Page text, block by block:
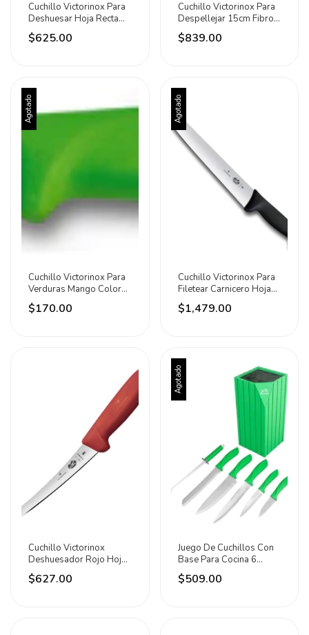
Cuchillo Victorinox Para
Deshuesar Hoja Recta
15cm Azul Azul
$625.00
Cuchillo Victorinox Para
Despellejar 15cm Fibrox
Negro Negro
$839.00
Agotado
Cuchillo Victorinox Para
Verduras Mango Color
Verde Verde Lima
$170.00
Agotado
Cuchillo Victorinox Para
Filetear Carnicero Hoja
30cm Negro
$1,479.00
Cuchillo Victorinox
Deshuesador Rojo Hoja
De 15 Cm Rojo
$627.00
Agotado
Juego De Cuchillos Con
Base Para Cocina 6
Piezas Lion Tools Verde
$509.00